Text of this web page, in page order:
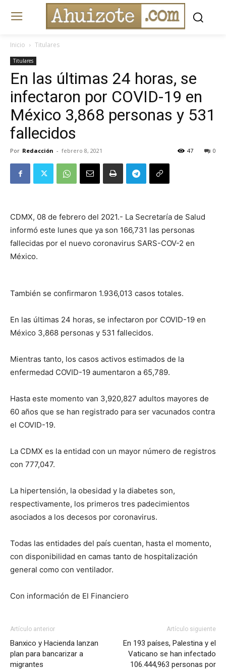
Inicio Titulares
Titulares
En las últimas 24 horas, se
infectaron por COVID-19 en
México 3,868 personas y 531
fallecidos
Por Redacción - febrero 8, 2021 0
47
CDMX, 08 de febrero del 2021.- La Secretaría de Salud
informó este lunes que ya son 166,731 las personas
fallecidas por el nuevo coronavirus SARS-COV-2 en
México.
También se confirmaron 1.936,013 casos totales.
En las últimas 24 horas, se infectaron por COVID-19 en
México 3,868 personas y 531 fallecidos.
Mientras tanto, los casos activos estimados de la
enfermedad COVID-19 aumentaron a 65,789.
Hasta este momento van 3,920,827 adultos mayores de
60 años que se han registrado para ser vacunados contra
el COVID-19.
La CDMX es la entidad con un mayor número de registros
con 777,047.
La hipertensión, la obesidad y la diabetes son,
respectivamente, los primeros tres padecimientos
asociados a los decesos por coronavirus.
Todas las entidades del país cuentan, hasta el momento,
con disponibilidad en camas tanto de hospitalización
general como con ventilador.
Con información de El Financiero
Artículo anterior
Banxico y Hacienda lanzan
plan para bancarizar a
migrantes
Artículo siguiente
En 193 países, Palestina y el
Vaticano se han infectado
106.444,963 personas por